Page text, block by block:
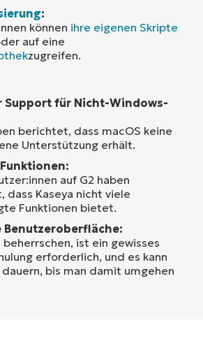
:
können ihre eigenen Skripte
auf eine
zugreifen.
Support für Nicht-Windows-
berichtet, dass macOS keine
Unterstützung erhält.
auf G2 haben
dass Kaseya nicht viele
Funktionen bietet.
Benutzeroberfläche:
beherrschen, ist ein gewisses
erforderlich, und es kann
bis man damit umgehen